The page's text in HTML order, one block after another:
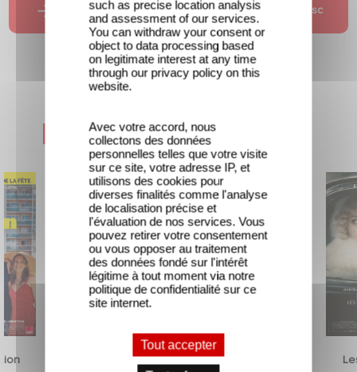
Un savoir plus sur le nouveau film de Franck Dubosc
Nouveautés & Prochainement
Traqués
such as precise location analysis
and assessment of our services.
You can withdraw your consent or
object to data processing based
on legitimate interest at any time
through our privacy policy on this
website.
Avec votre accord, nous
collectons des données
personnelles telles que votre visite
sur ce site, votre adresse IP, et
utilisons des cookies pour
diverses finalités comme l'analyse
de localisation précise et
l'évaluation de nos services. Vous
pouvez retirer votre consentement
ou vous opposer au traitement
des données fondé sur l'intérêt
légitime à tout moment via notre
politique de confidentialité sur ce
site internet.
Tout accepter